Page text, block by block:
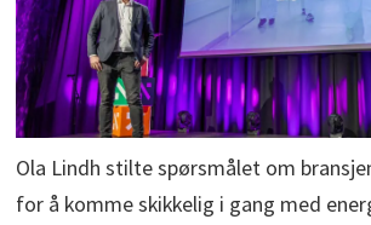
Ola Lindh stilte spørsmålet om
for å komme skikkelig i gang med